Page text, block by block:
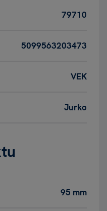
79710
5099563203473
VEK
Jurko
95 mm